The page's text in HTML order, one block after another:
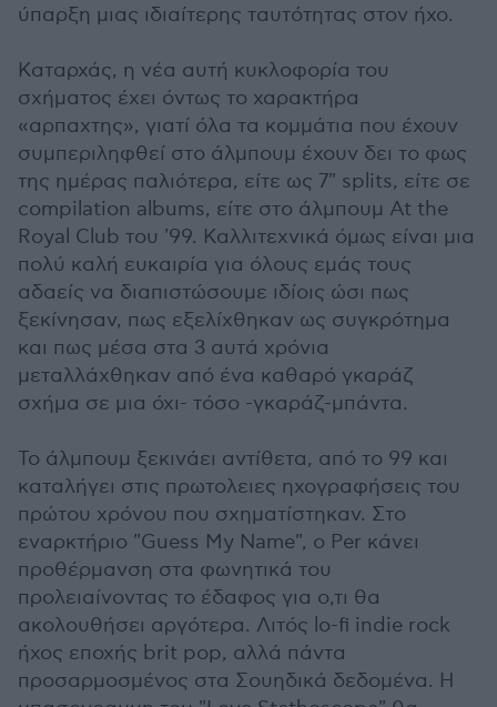
ύπαρξη μιας ιδιαίτερης ταυτότητας στον ήχο.
Καταρχάς, η νέα αυτή κυκλοφορία του
σχήματος έχει όντως το χαρακτήρα
«αρπαχτης», γιατί όλα τα κομμάτια που έχουν
συμπεριληφθεί στο άλμπουμ έχουν δει το φως
της ημέρας παλιότερα, είτε ως 7" splits, είτε σε
compilation albums, είτε στο άλμπουμ At the
Royal Club του '99. Καλλιτεχνικά όμως είναι μια
πολύ καλή ευκαιρία για όλους εμάς τους
αδαείς να διαπιστώσουμε ιδίοις ώσι πως
ξεκίνησαν, πως εξελίχθηκαν ως συγκρότημα
και πως μέσα στα 3 αυτά χρόνια
μεταλλάχθηκαν από ένα καθαρό γκαράζ
σχήμα σε μια όχι- τόσο -γκαράζ-μπάντα.
Το άλμπουμ ξεκινάει αντίθετα, από το 99 και
καταλήγει στις πρωτολειες ηχογραφήσεις του
πρώτου χρόνου που σχηματίστηκαν. Στο
εναρκτήριο "Guess My Name", ο Per κάνει
προθέρμανση στα φωνητικά του
προλειαίνοντας το έδαφος για ο,τι θα
ακολουθήσει αργότερα. Λιτός lo-fi indie rock
ήχος εποχής brit pop, αλλά πάντα
προσαρμοσμένος στα Σουηδικά δεδομένα. Η